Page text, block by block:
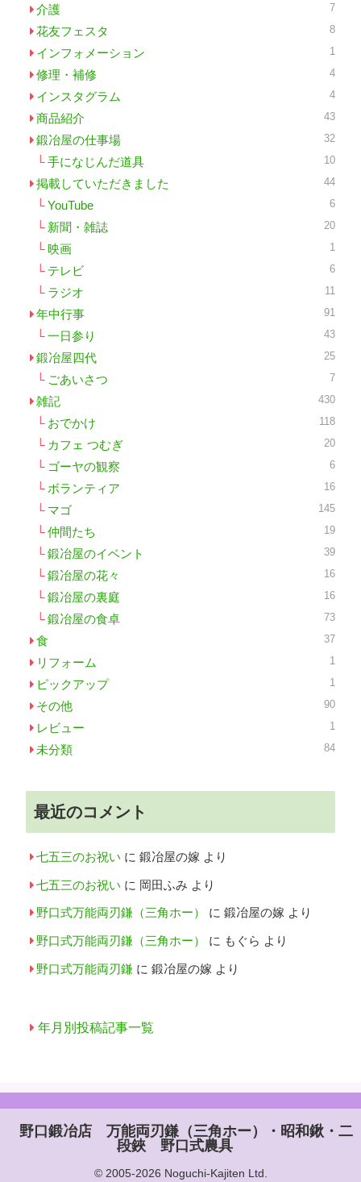
介護 7
花友フェスタ 8
インフォメーション 1
修理・補修 4
インスタグラム 4
商品紹介 43
鍛冶屋の仕事場 32
手になじんだ道具 10
掲載していただきました 44
YouTube 6
新聞・雑誌 20
映画 1
テレビ 6
ラジオ 11
年中行事 91
一日参り 43
鍛冶屋四代 25
ごあいさつ 7
雑記 430
おでかけ 118
カフェ つむぎ 20
ゴーヤの観察 6
ボランティア 16
マゴ 145
仲間たち 19
鍛冶屋のイベント 39
鍛冶屋の花々 16
鍛冶屋の裏庭 16
鍛冶屋の食卓 73
食 37
リフォーム 1
ピックアップ 1
その他 90
レビュー 1
未分類 84
最近のコメント
七五三のお祝い に 鍛冶屋の嫁 より
七五三のお祝い に 岡田ふみ より
野口式万能両刃鎌（三角ホー） に 鍛冶屋の嫁 より
野口式万能両刃鎌（三角ホー） に もぐら より
野口式万能両刃鎌 に 鍛冶屋の嫁 より
年月別投稿記事一覧
野口鍛冶店 万能両刃鎌（三角ホー）・昭和鍬・二
段鋏 野口式農具
© 2005-2026 Noguchi-Kajiten Ltd.